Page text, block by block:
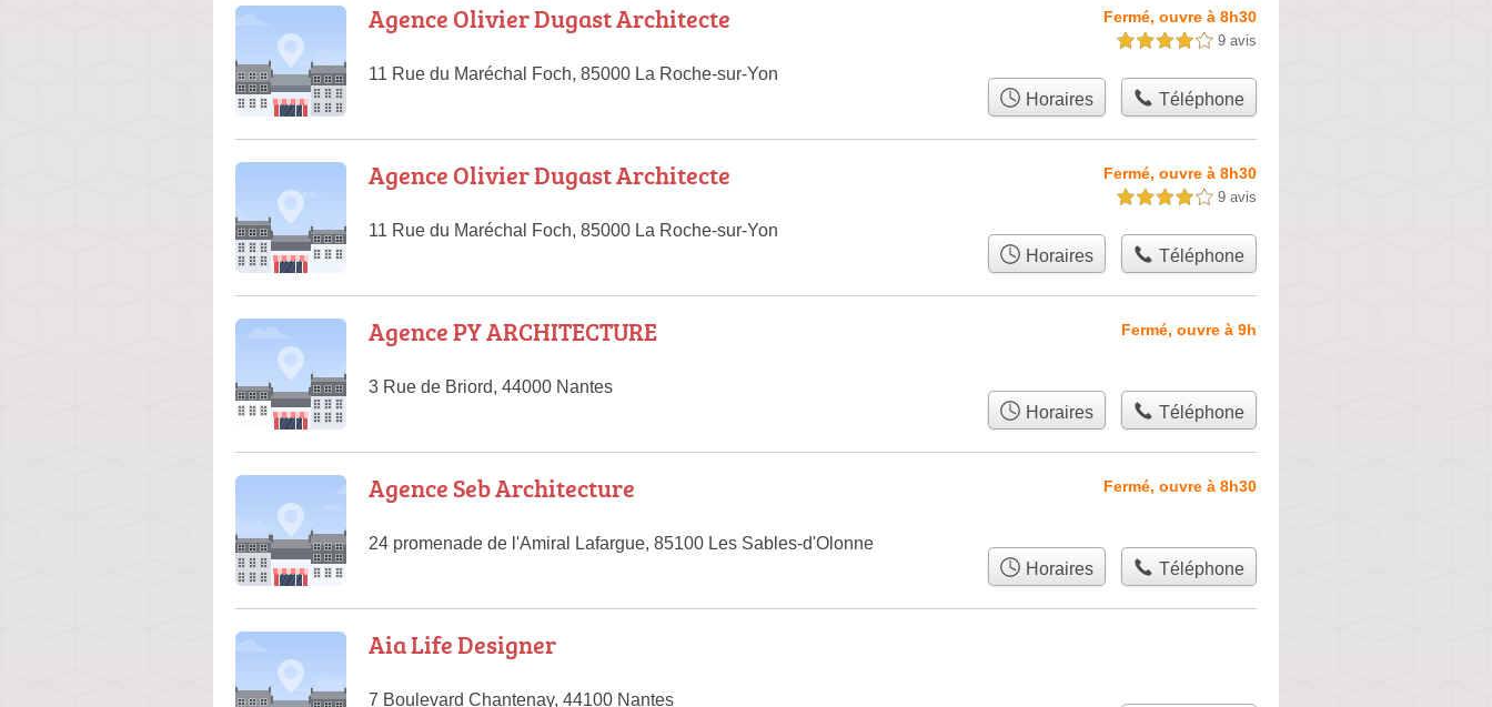
Agence Olivier Dugast Architecte
11 Rue du Maréchal Foch, 85000 La Roche-sur-Yon
Fermé, ouvre à 8h30
4,0 étoiles sur 5 9 avis
Horaires Téléphone
Agence Olivier Dugast Architecte
11 Rue du Maréchal Foch, 85000 La Roche-sur-Yon
Fermé, ouvre à 8h30
4,0 étoiles sur 5 9 avis
Horaires Téléphone
Agence PY ARCHITECTURE
3 Rue de Briord, 44000 Nantes
Fermé, ouvre à 9h
Horaires Téléphone
Agence Seb Architecture
24 promenade de l'Amiral Lafargue, 85100 Les Sables-d'Olonne
Fermé, ouvre à 8h30
Horaires Téléphone
Aia Life Designer
7 Boulevard Chantenay, 44100 Nantes